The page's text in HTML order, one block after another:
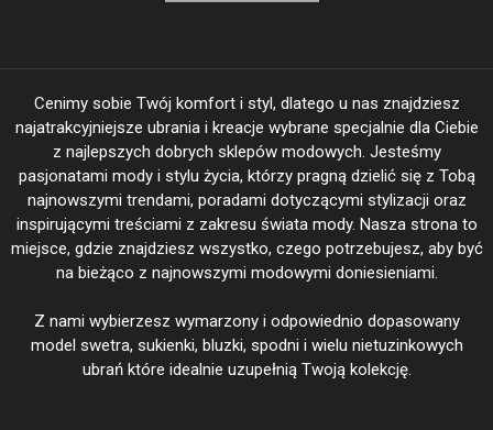
Cenimy sobie Twój komfort i styl, dlatego u nas znajdziesz
najatrakcyjniejsze ubrania i kreacje wybrane specjalnie dla Ciebie
z najlepszych dobrych sklepów modowych. Jesteśmy
pasjonatami mody i stylu życia, którzy pragną dzielić się z Tobą
najnowszymi trendami, poradami dotyczącymi stylizacji oraz
inspirującymi treściami z zakresu świata mody. Nasza strona to
miejsce, gdzie znajdziesz wszystko, czego potrzebujesz, aby być
na bieżąco z najnowszymi modowymi doniesieniami.
Z nami wybierzesz wymarzony i odpowiednio dopasowany
model swetra, sukienki, bluzki, spodni i wielu nietuzinkowych
ubrań które idealnie uzupełnią Twoją kolekcję.